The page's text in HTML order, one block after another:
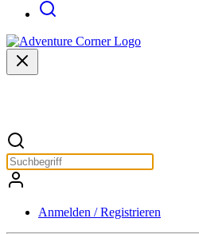
Anmelden / Registrieren